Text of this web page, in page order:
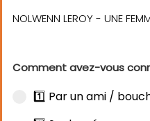
Comment avez-vous
1️⃣ Par un ami /